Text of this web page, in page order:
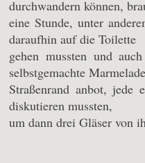
durchwandern können,
eine Stunde, unter
daraufhin auf die Toilette
gehen mussten und
selbstgemachte
Straßenrand anbot, jede
diskutieren mussten,
um dann drei Gläser von